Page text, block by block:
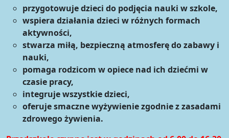
przygotowuje dzieci do podjęcia nauki w szkole,
wspiera działania dzieci w różnych formach
aktywności,
stwarza miłą, bezpieczną atmosferę do zabawy i
nauki,
pomaga rodzicom w opiece nad ich dziećmi w
czasie pracy,
integruje wszystkie dzieci,
oferuje smaczne wyżywienie zgodnie z zasadami
zdrowego żywienia.